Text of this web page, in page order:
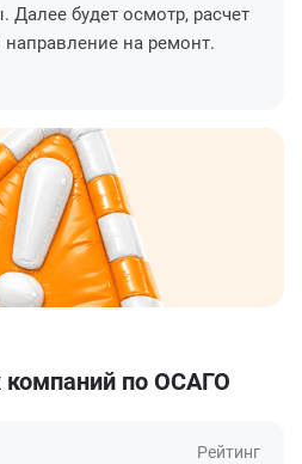
Далее будет осмотр, расчет
на ремонт.
компаний по ОСАГО
Рейтинг